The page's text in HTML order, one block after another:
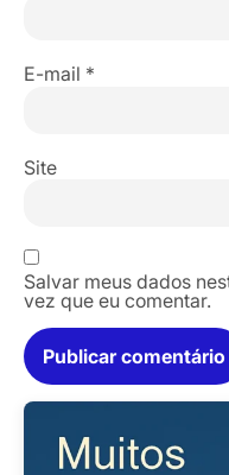
E-mail *
Site
Salvar meus dados
vez que eu comentar.